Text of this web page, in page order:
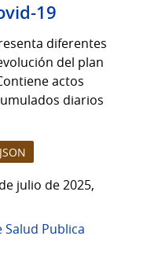
19
diferentes
del plan
actos
diarios
JSON
julio de 2025,
Publica